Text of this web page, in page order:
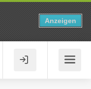
Anzeigen